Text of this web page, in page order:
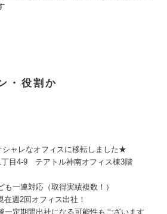
・役割か
ャレなオフィスに移転しました★
目4-9 テアトル神南オフィス棟3階
一連対応（取得実績複数！）
週2回オフィス出社！
定期間出社になる可能性もございます